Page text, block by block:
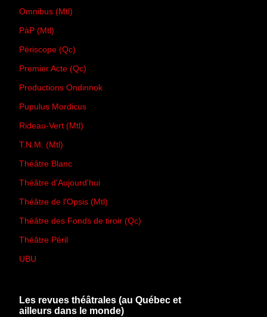
Omnibus (Mtl)
PàP (Mtl)
Périscope (Qc)
Premier Acte (Qc)
Productions Ondinnok
Pupulus Mordicus
Rideau-Vert (Mtl)
T.N.M. (Mtl)
Théâtre Blanc
Théâtre d'Aujourd'hui
Théâtre de l'Opsis (Mtl)
Théâtre des Fonds de tiroir (Qc)
Théâtre Péril
UBU
Les revues théâtrales (au Québec et
ailleurs dans le monde)